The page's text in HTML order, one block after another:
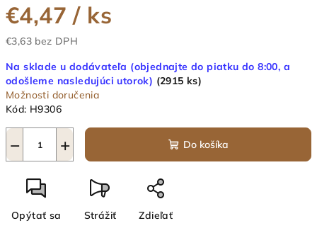
€4,47/ ks
€3,63 bez DPH
cena:
Na sklade u dodávateľa (objednajte do piatku do 8:00, a
odošleme nasledujúci utorok) (2915 ks)
Možnosti doručenia
Kód: H9306
+
− Do košíka
Opýtať sa Strážiť Zdieľať